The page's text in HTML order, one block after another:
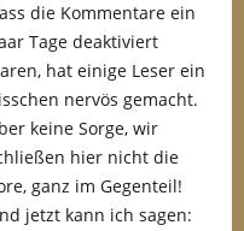
die Kommentare ein
Tage deaktiviert
hat einige Leser ein
nervös gemacht.
keine Sorge, wir
hier nicht die
ganz im Gegenteil!
jetzt kann ich sagen: